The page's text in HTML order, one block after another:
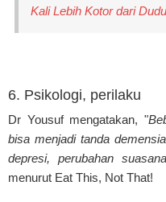
Kali Lebih Kotor dari
6. Psikologi, perilaku
Dr Yousuf mengatakan, "
bisa menjadi tanda
depresi, perubahan
menurut Eat This, Not That!